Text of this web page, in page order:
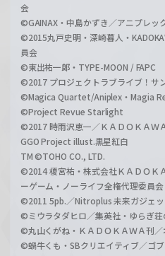
会
©GAINAX・中島かずき／アニプレッ
©2015丸戸史明・深崎暮人・
員会
©東出祐一郎・TYPE-MOON / FAPC
©2017 プロジェクトラブライブ！サ
©Magica Quartet/Aniplex・Magia
©Project Revue Starlight
©2017 時雨沢恵一／ＫＡＤＯＫＡ
GGO Project illust.黒星紅白
TM ©TOHO CO., LTD.
©2014 榎宮祐・株式会社ＫＡＤＯＫ
ーゲーム・ノーライフ全権代理委員会
©2011 5pb.／Nitroplus 未来ガジェ
©ミウラタダヒロ／集英社・ゆらぎ
©丸山くがね・ＫＡＤＯＫＡＷＡ刊
©蝸牛くも・SBクリエイティブ／ゴ